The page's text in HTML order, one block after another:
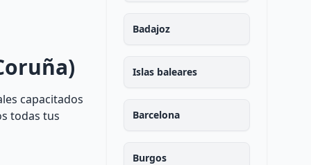
capacitados
todas tus
Badajoz
Islas baleares
Barcelona
Burgos